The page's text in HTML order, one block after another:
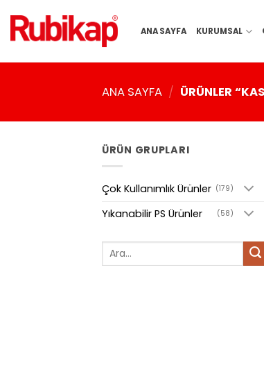
atla
ANA SAYFA KURUMSAL
ANA SAYFA / ÜRÜNLER
ÜRÜN GRUPLARI
Çok Kullanımlık Ürünler (179)
Yıkanabilir PS Ürünler (58)